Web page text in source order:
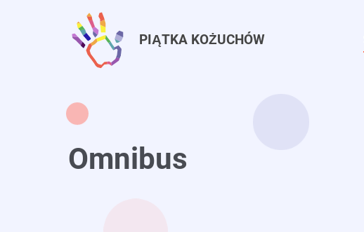
PIĄTKA KOŻUCHÓW
Omnibus